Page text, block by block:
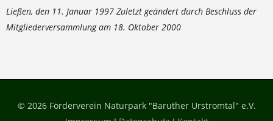
Ließen, den 11. Januar 1997 Zuletzt geändert durch Beschluss der
Mitgliederversammlung am 18. Oktober 2000
© 2026 Förderverein Naturpark "Baruther Urstromtal" e.V.